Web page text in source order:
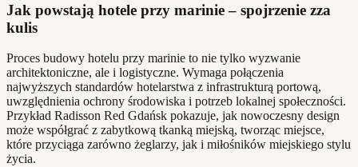
Jak powstają hotele przy marinie – spojrzenie zza
kulis
Proces budowy hotelu przy marinie to nie tylko wyzwanie
architektoniczne, ale i logistyczne. Wymaga połączenia
najwyższych standardów hotelarstwa z infrastrukturą portową,
uwzględnienia ochrony środowiska i potrzeb lokalnej społeczności.
Przykład Radisson Red Gdańsk pokazuje, jak nowoczesny design
może współgrać z zabytkową tkanką miejską, tworząc miejsce,
które przyciąga zarówno żeglarzy, jak i miłośników miejskiego stylu
życia.